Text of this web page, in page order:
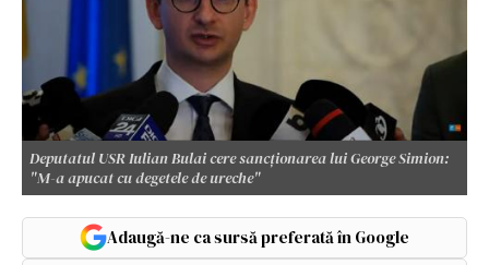
Deputatul USR Iulian Bulai cere sancţionarea lui George Simion:
"M-a apucat cu degetele de ureche"
Adaugă-ne ca sursă preferată în Google